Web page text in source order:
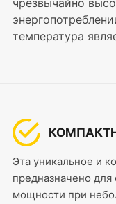
чрезвычайно
температура
Эта уникальное и
предназначено
мощности при